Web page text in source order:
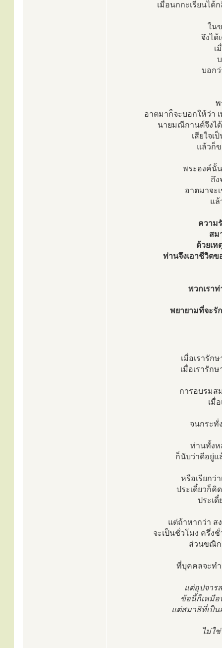
เมื่อนกกะเรียนได้
ใน
จึงได้
เ
บอก
พ
อาตมาก็จะบอกให้ว่า
นายมณีกานต์จึงไ
เสียใจ
แล้วก็
พระองค์นั้
ถึ
อาตมาจะ
แล้
ความ
สม
ด้วยเ
ท่านจึงเอาชีวิตข
พวกเรา
พยายามที่จะรั
เมื่อเรารัก
เมื่อเรารัก
การอบรมส
เมื่
จนกระทั่
ท่านทั้งห
ก็นับว่าดีอยู่แ
หรือเรียกว่
ประเดี๋ยวก็คิ
ประเ
แต่ถ้าหากว่า ส
จะเป็นชั่วโมง ครึ่ง
ส่วนขณิก
ที่บุคคลจะท
แต่อุปจาร
ข้อนี้ก็เหมื
แต่สมาธิที่เป็
ไม่ใ